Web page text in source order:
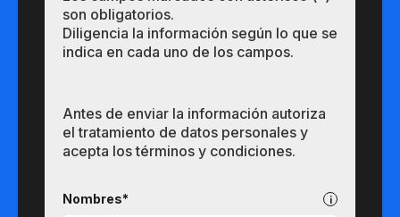
son obligatorios.
Diligencia la información según lo que se
indica en cada uno de los campos.
Antes de enviar la información autoriza
el tratamiento de datos personales y
acepta los términos y condiciones.
Nombres*